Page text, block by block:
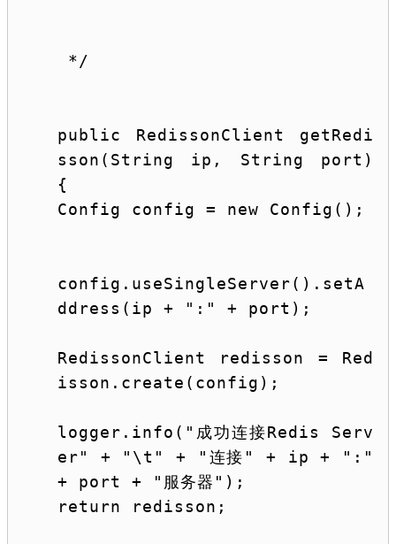
*/
public RedissonClient getRedi
sson( String ip, String port)
{
Config config = new Config();
config.useSingleServer().setA
ddress(ip +
":" + port);
RedissonClient redisson = Red
isson.create(config);
logger.info( "成功连接Redis Serv
er"
+ "\t" + "连接" + ip +
":"
+ port +
"服务器" );
return redisson;